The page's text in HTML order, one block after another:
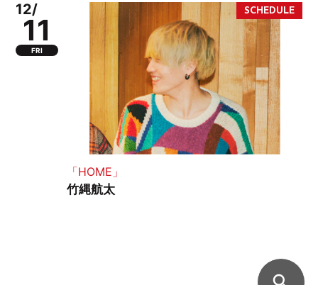
12/
11
FRI
「HOME」
竹縄航太